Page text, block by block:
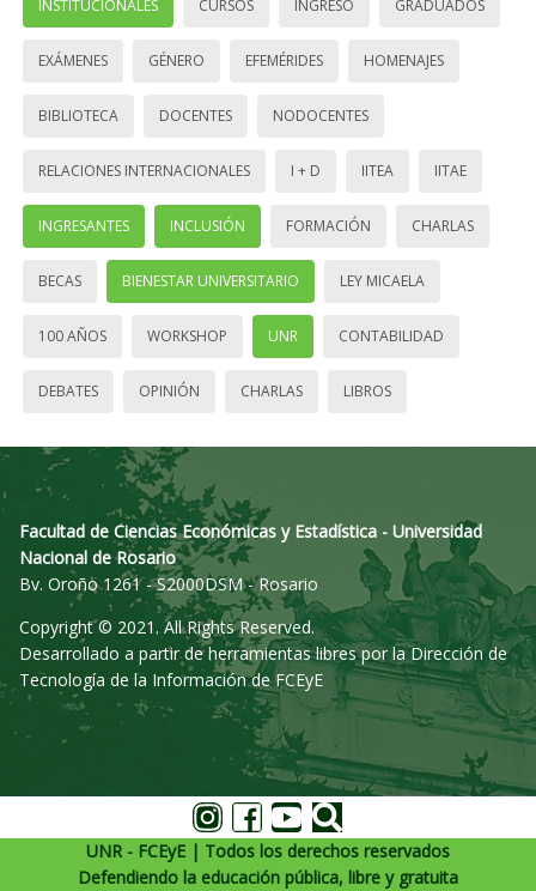
INSTITUCIONALES CURSOS INGRESO GRADUADOS
EXÁMENES GÉNERO EFEMÉRIDES HOMENAJES
BIBLIOTECA DOCENTES NODOCENTES
RELACIONES INTERNACIONALES I + D IITEA IITAE
INGRESANTES INCLUSIÓN FORMACIÓN CHARLAS
BECAS BIENESTAR UNIVERSITARIO LEY MICAELA
100 AÑOS WORKSHOP UNR CONTABILIDAD
DEBATES OPINIÓN CHARLAS LIBROS
Facultad de Ciencias Económicas y Estadística - Universidad
Nacional de Rosario
Bv. Oroño 1261 - S2000DSM - Rosario
Copyright © 2021. All Rights Reserved.
Desarrollado a partir de herramientas libres por la Dirección de
Tecnología de la Información de FCEyE
UNR - FCEyE | Todos los derechos reservados
Defendiendo la educación pública, libre y gratuita